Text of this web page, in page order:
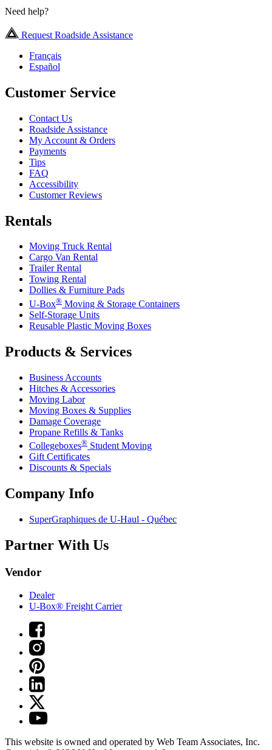
Need help?
Request Roadside Assistance
Français
Español
Customer Service
Contact Us
Roadside Assistance
My Account & Orders
Payments
Tips
FAQ
Accessibility
Customer Reviews
Rentals
Moving Truck Rental
Cargo Van Rental
Trailer Rental
Towing Rental
Dollies & Furniture Pads
U-Box® Moving & Storage Containers
Self-Storage Units
Reusable Plastic Moving Boxes
Products & Services
Business Accounts
Hitches & Accessories
Moving Labor
Moving Boxes & Supplies
Damage Coverage
Propane Refills & Tanks
Collegeboxes® Student Moving
Gift Certificates
Discounts & Specials
Company Info
SuperGraphiques de U-Haul - Québec
Partner With Us
Vendor
Dealer
U-Box® Freight Carrier
This website is owned and operated by Web Team Associates, Inc.